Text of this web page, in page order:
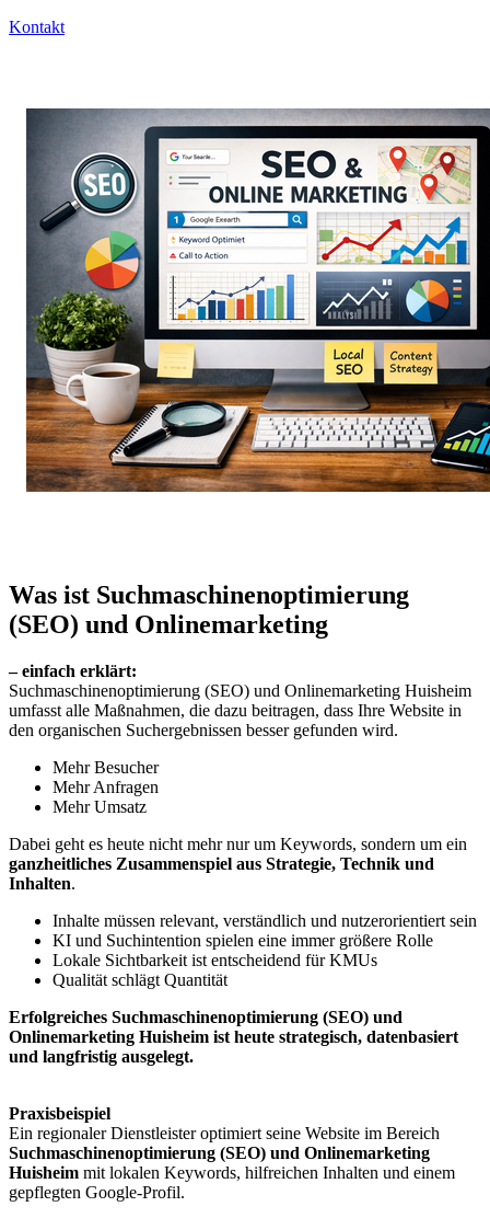
Kontakt
Was ist Suchmaschinenoptimierung
(SEO) und Onlinemarketing
– einfach erklärt:
Suchmaschinenoptimierung (SEO) und Onlinemarketing Huisheim
umfasst alle Maßnahmen, die dazu beitragen, dass Ihre Website in
den organischen Suchergebnissen besser gefunden wird.
Mehr Besucher
Mehr Anfragen
Mehr Umsatz
Dabei geht es heute nicht mehr nur um Keywords, sondern um ein
ganzheitliches Zusammenspiel aus Strategie, Technik und
Inhalten.
Inhalte müssen relevant, verständlich und nutzerorientiert sein
KI und Suchintention spielen eine immer größere Rolle
Lokale Sichtbarkeit ist entscheidend für KMUs
Qualität schlägt Quantität
Erfolgreiches Suchmaschinenoptimierung (SEO) und
Onlinemarketing Huisheim ist heute strategisch, datenbasiert
und langfristig ausgelegt.
Praxisbeispiel
Ein regionaler Dienstleister optimiert seine Website im Bereich
Suchmaschinenoptimierung (SEO) und Onlinemarketing
Huisheim mit lokalen Keywords, hilfreichen Inhalten und einem
gepflegten Google-Profil.